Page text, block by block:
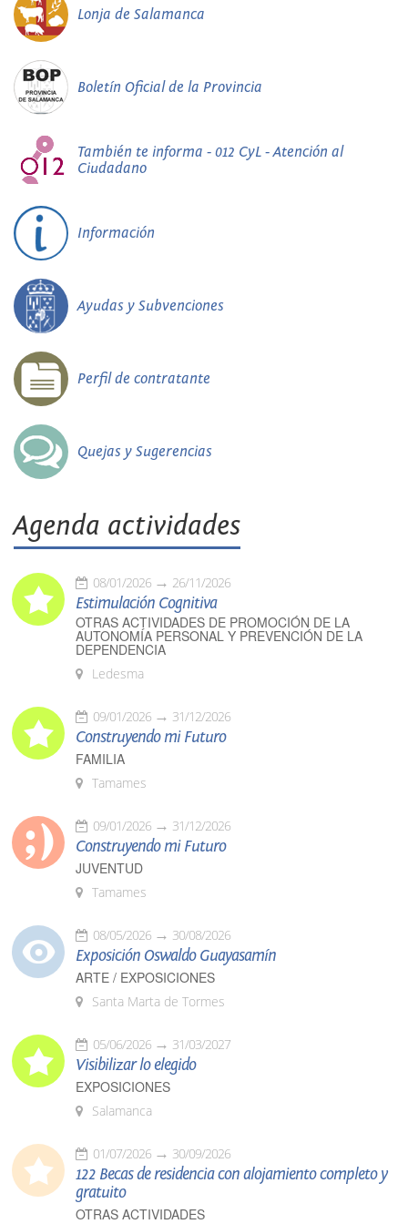
Lonja de Salamanca
Boletín Oficial de la Provincia
También te informa - 012 CyL - Atención al
Ciudadano
Información
Ayudas y Subvenciones
Perfil de contratante
Quejas y Sugerencias
Agenda actividades
08/01/2026 26/11/2026
Estimulación Cognitiva
OTRAS ACTIVIDADES DE PROMOCIÓN DE LA
AUTONOMÍA PERSONAL Y PREVENCIÓN DE LA
DEPENDENCIA
Ledesma
09/01/2026 31/12/2026
Construyendo mi Futuro
FAMILIA
Tamames
09/01/2026 31/12/2026
Construyendo mi Futuro
JUVENTUD
Tamames
08/05/2026 30/08/2026
Exposición Oswaldo Guayasamín
ARTE / EXPOSICIONES
Santa Marta de Tormes
05/06/2026 31/03/2027
Visibilizar lo elegido
EXPOSICIONES
Salamanca
01/07/2026 30/09/2026
122 Becas de residencia con alojamiento completo y
gratuito
OTRAS ACTIVIDADES